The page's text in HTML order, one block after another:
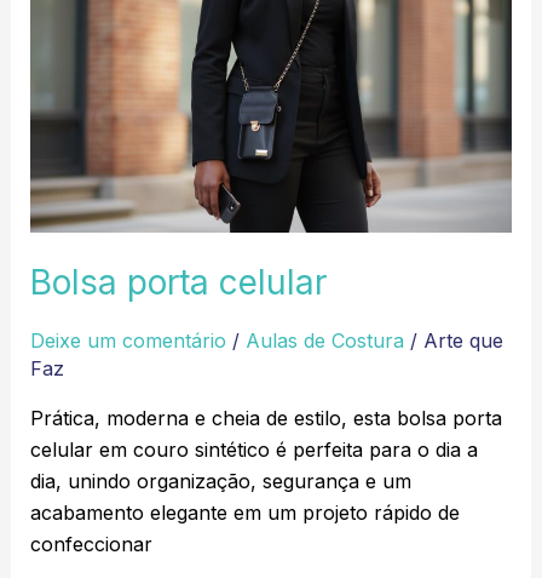
Bolsa porta celular
Deixe um comentário / Aulas de Costura / Arte que
Faz
Prática, moderna e cheia de estilo, esta bolsa porta
celular em couro sintético é perfeita para o dia a
dia, unindo organização, segurança e um
acabamento elegante em um projeto rápido de
confeccionar